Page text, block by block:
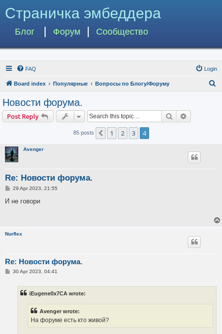
Страничка эмбеддера
Блог Форум Сообщество
FAQ Login
Board index Популярные Вопросы по Блогу/Форуму
Новости форума.
Post Reply Search
85 posts Previous
1 2 3 4
Avenger
Re: Новости форума.
P
s
29 Apr 2023, 21:55
И не говори
Nurflex
Re: Новости форума.
P30 Apr 2023, 04:41
iEugene0x7CA wrote:
Avenger wrote:
На форуме есть кто живой?